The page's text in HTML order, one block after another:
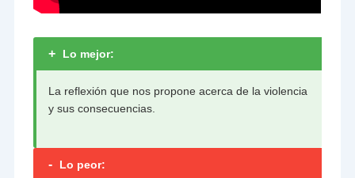
+ Lo mejor:
La reflexión que nos propone acerca de la violencia
y sus consecuencias.
- Lo peor: